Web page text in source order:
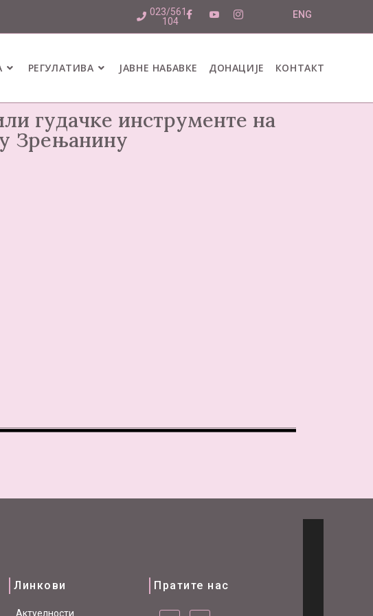
023/561-
104
ENG
РЕГУЛАТИВА ЈАВНЕ НАБАВКЕ ДОНАЦИЈЕ КОНТАКТ
гудачке инструменте на
Зрењанину
Линкови
Актуелности
Пратите нас